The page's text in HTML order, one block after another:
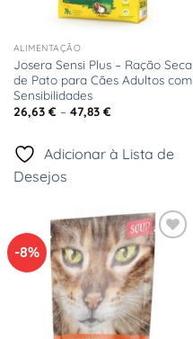
ALIMENTAÇÃO
Josera Sensi Plus – Ração Seca
de Pato para Cães Adultos com
Sensibilidades
26,63 € – 47,83 €Price
47,83 €
Adicionar à Lista de
Desejos
-8%
Adicionar
à Lista
Desejos